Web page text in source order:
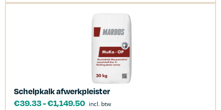
Schelpkalk afwerkpleister
€39.33-€1,149.50 incl. btw